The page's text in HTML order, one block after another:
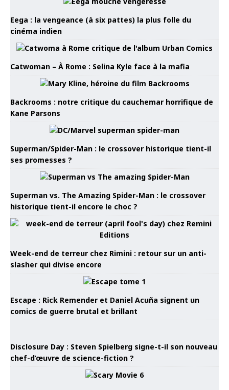
Eega : la vengeance (à six pattes) la plus folle du
cinéma indien
Catwoman – À Rome : Selina Kyle face à la mafia
Backrooms : notre critique du cauchemar horrifique de
Kane Parsons
Superman/Spider-Man : le crossover historique tient-il
ses promesses ?
Superman vs. The Amazing Spider-Man : le crossover
historique tient-il encore le choc ?
Week-end de terreur chez Rimini : retour sur un anti-
slasher qui divise encore
Escape : Rick Remender et Daniel Acuña signent un
comics de guerre brutal et brillant
Disclosure Day : Steven Spielberg signe-t-il son nouveau
chef-d’œuvre de science-fiction ?